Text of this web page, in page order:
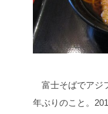
富士そばでアジ
年ぶりのこと。